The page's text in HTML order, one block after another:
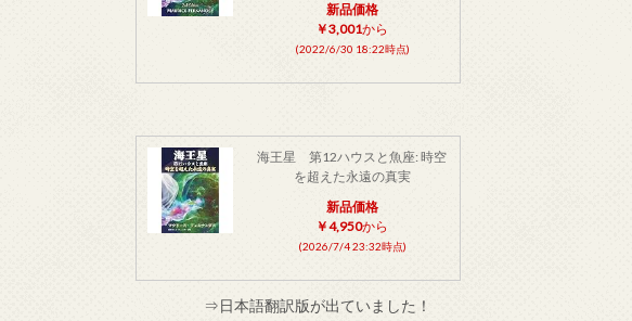
新品価格
￥3,001から
(2022/6/30 18:22時点)
海王星 第12ハウスと魚座: 時空
を超えた永遠の真実
新品価格
￥4,950から
(2026/7/4 23:32時点)
⇒日本語翻訳版が出ていました！